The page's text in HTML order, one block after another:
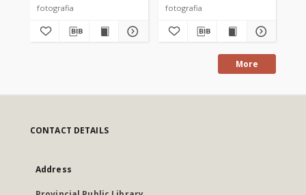
fotografia fotografia
More
CONTACT DETAILS
Address